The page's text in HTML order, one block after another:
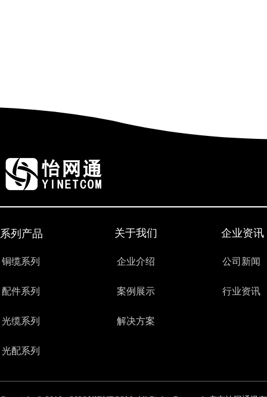
系列产品
铜缆系列
配件系列
光缆系列
光配系列
关于我们
企业介绍
案例展示
解决方案
企业资讯
公司新闻
行业资讯